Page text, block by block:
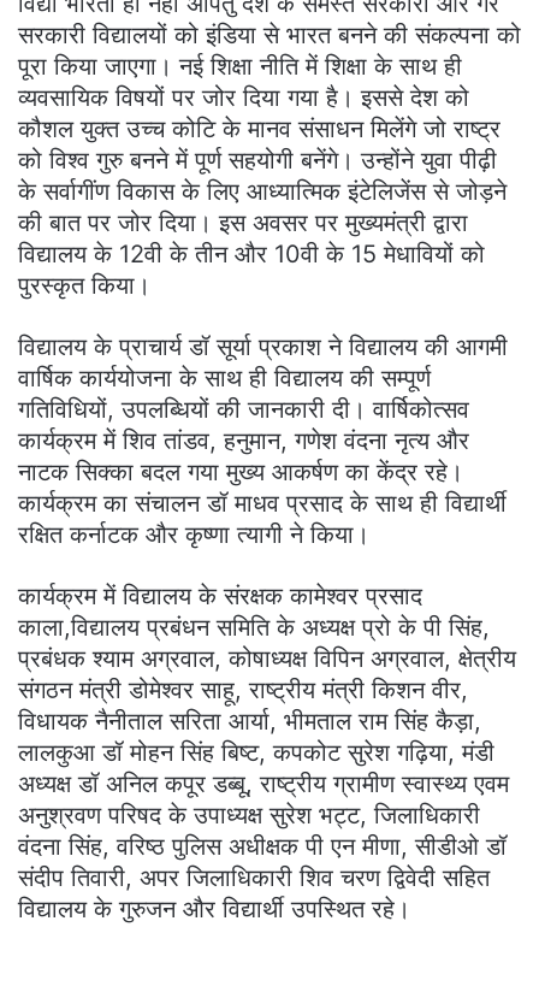
सरकारी विद्यालयों को इंडिया से भारत बनने की संकल्पना को
पूरा किया जाएगा। नई शिक्षा नीति में शिक्षा के साथ ही
व्यवसायिक विषयों पर जोर दिया गया है। इससे देश को
कौशल युक्त उच्च कोटि के मानव संसाधन मिलेंगे जो राष्ट्र
को विश्व गुरु बनने में पूर्ण सहयोगी बनेंगे। उन्होंने युवा पीढ़ी
के सर्वागींण विकास के लिए आध्यात्मिक इंटेलिजेंस से जोड़ने
की बात पर जोर दिया। इस अवसर पर मुख्यमंत्री द्वारा
विद्यालय के 12वी के तीन और 10वी के 15 मेधावियों को
पुरस्कृत किया।
विद्यालय के प्राचार्य डॉ सूर्या प्रकाश ने विद्यालय की आगमी
वार्षिक कार्ययोजना के साथ ही विद्यालय की सम्पूर्ण
गतिविधियों, उपलब्धियों की जानकारी दी। वार्षिकोत्सव
कार्यक्रम में शिव तांडव, हनुमान, गणेश वंदना नृत्य और
नाटक सिक्का बदल गया मुख्य आकर्षण का केंद्र रहे।
कार्यक्रम का संचालन डॉ माधव प्रसाद के साथ ही विद्यार्थी
रक्षित कर्नाटक और कृष्णा त्यागी ने किया।
कार्यक्रम में विद्यालय के संरक्षक कामेश्वर प्रसाद
काला,विद्यालय प्रबंधन समिति के अध्यक्ष प्रो के पी सिंह,
प्रबंधक श्याम अग्रवाल, कोषाध्यक्ष विपिन अग्रवाल, क्षेत्रीय
संगठन मंत्री डोमेश्वर साहू, राष्ट्रीय मंत्री किशन वीर,
विधायक नैनीताल सरिता आर्या, भीमताल राम सिंह कैड़ा,
लालकुआ डॉ मोहन सिंह बिष्ट, कपकोट सुरेश गढ़िया, मंडी
अध्यक्ष डॉ अनिल कपूर डब्बू, राष्ट्रीय ग्रामीण स्वास्थ्य एवम
अनुश्रवण परिषद के उपाध्यक्ष सुरेश भट्ट, जिलाधिकारी
वंदना सिंह, वरिष्ठ पुलिस अधीक्षक पी एन मीणा, सीडीओ डॉ
संदीप तिवारी, अपर जिलाधिकारी शिव चरण द्विवेदी सहित
विद्यालय के गुरुजन और विद्यार्थी उपस्थित रहे।